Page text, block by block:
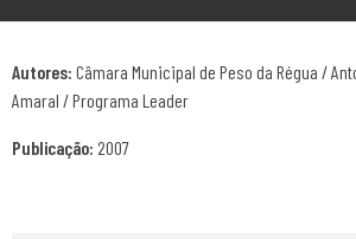
Autores: Câmara Municipal de Peso da Régua /
Amaral / Programa Leader
Publicação: 2007